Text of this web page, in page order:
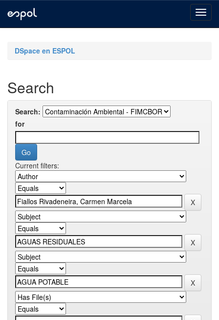
navigationDSpace en ESPOL
Search
Search:
for
Current filters: